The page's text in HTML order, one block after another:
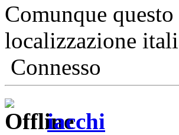
Comunque
localizzazione
Connesso
iacchi